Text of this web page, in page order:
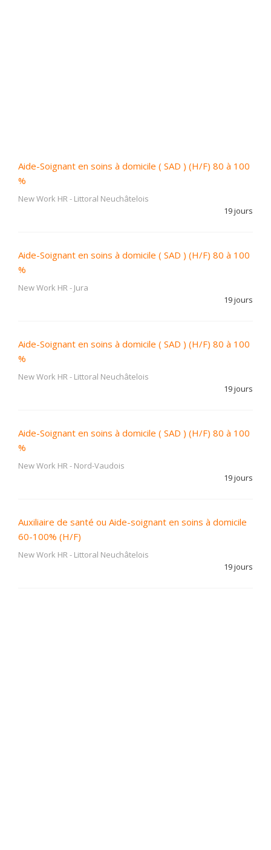
Aide-Soignant en soins à domicile ( SAD ) (H/F) 80 à 100
%
New Work HR- Littoral Neuchâtelois
19 jours
Aide-Soignant en soins à domicile ( SAD ) (H/F) 80 à 100
%
New Work HR- Jura
19 jours
Aide-Soignant en soins à domicile ( SAD ) (H/F) 80 à 100
%
New Work HR- Littoral Neuchâtelois
19 jours
Aide-Soignant en soins à domicile ( SAD ) (H/F) 80 à 100
%
New Work HR- Nord-Vaudois
19 jours
Auxiliaire de santé ou Aide-soignant en soins à domicile
60-100% (H/F)
New Work HR- Littoral Neuchâtelois
19 jours